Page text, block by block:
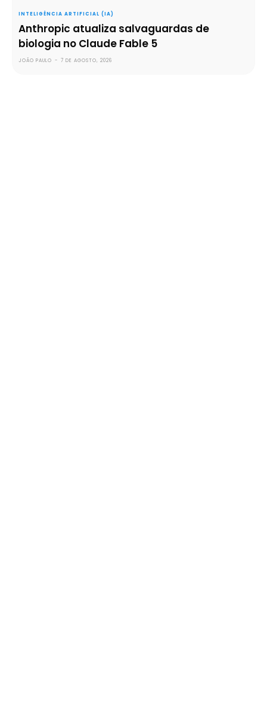
INTELIGÊNCIA ARTIFICIAL (IA)
Anthropic atualiza salvaguardas de
biologia no Claude Fable 5
JOÃO PAULO - 7 DE AGOSTO, 2026